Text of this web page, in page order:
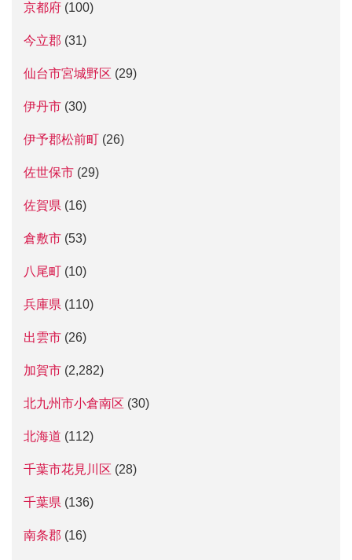
京都府 (100)
今立郡 (31)
仙台市宮城野区 (29)
伊丹市 (30)
伊予郡松前町 (26)
佐世保市 (29)
佐賀県 (16)
倉敷市 (53)
八尾町 (10)
兵庫県 (110)
出雲市 (26)
加賀市 (2,282)
北九州市小倉南区 (30)
北海道 (112)
千葉市花見川区 (28)
千葉県 (136)
南条郡 (16)